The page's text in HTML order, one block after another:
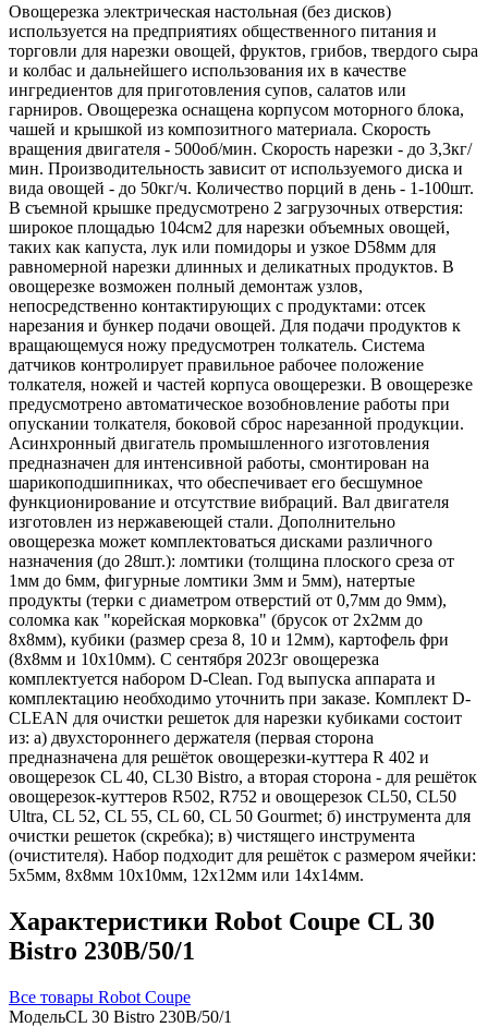
Овощерезка электрическая настольная (без дисков)
используется на предприятиях общественного питания и
торговли для нарезки овощей, фруктов, грибов, твердого сыра
и колбас и дальнейшего использования их в качестве
ингредиентов для приготовления супов, салатов или
гарниров. Овощерезка оснащена корпусом моторного блока,
чашей и крышкой из композитного материала. Скорость
вращения двигателя - 500об/мин. Скорость нарезки - до 3,3кг/
мин. Производительность зависит от используемого диска и
вида овощей - до 50кг/ч. Количество порций в день - 1-100шт.
В съемной крышке предусмотрено 2 загрузочных отверстия:
широкое площадью 104см2 для нарезки объемных овощей,
таких как капуста, лук или помидоры и узкое D58мм для
равномерной нарезки длинных и деликатных продуктов. В
овощерезке возможен полный демонтаж узлов,
непосредственно контактирующих с продуктами: отсек
нарезания и бункер подачи овощей. Для подачи продуктов к
вращающемуся ножу предусмотрен толкатель. Система
датчиков контролирует правильное рабочее положение
толкателя, ножей и частей корпуса овощерезки. В овощерезке
предусмотрено автоматическое возобновление работы при
опускании толкателя, боковой сброс нарезанной продукции.
Асинхронный двигатель промышленного изготовления
предназначен для интенсивной работы, смонтирован на
шарикоподшипниках, что обеспечивает его бесшумное
функционирование и отсутствие вибраций. Вал двигателя
изготовлен из нержавеющей стали. Дополнительно
овощерезка может комплектоваться дисками различного
назначения (до 28шт.): ломтики (толщина плоского среза от
1мм до 6мм, фигурные ломтики 3мм и 5мм), натертые
продукты (терки с диаметром отверстий от 0,7мм до 9мм),
соломка как "корейская морковка" (брусок от 2х2мм до
8х8мм), кубики (размер среза 8, 10 и 12мм), картофель фри
(8х8мм и 10х10мм). С сентября 2023г овощерезка
комплектуется набором D-Clean. Год выпуска аппарата и
комплектацию необходимо уточнить при заказе. Комплект D-
CLEAN для очистки решеток для нарезки кубиками состоит
из: а) двухстороннего держателя (первая сторона
предназначена для решёток овощерезки-куттера R 402 и
овощерезок CL 40, CL30 Bistro, а вторая сторона - для решёток
овощерезок-куттеров R502, R752 и овощерезок CL50, CL50
Ultra, CL 52, CL 55, CL 60, CL 50 Gourmet; б) инструмента для
очистки решеток (скребка); в) чистящего инструмента
(очистителя). Набор подходит для решёток с размером ячейки:
5х5мм, 8х8мм 10х10мм, 12х12мм или 14х14мм.
Характеристики Robot Coupe CL 30
Bistro 230B/50/1
Все товары Robot Coupe
МодельCL 30 Bistro 230B/50/1